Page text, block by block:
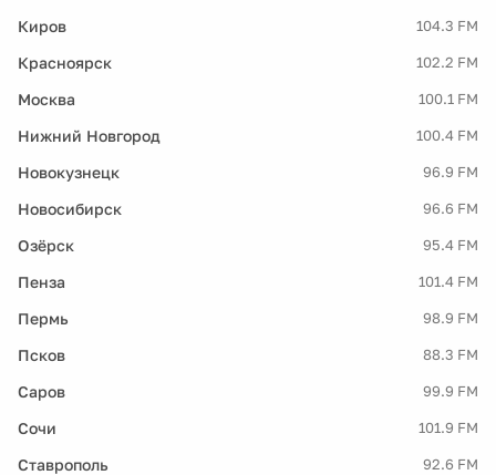
Киров 104.3 FM
Красноярск 102.2 FM
Москва 100.1 FM
Нижний Новгород 100.4 FM
Новокузнецк 96.9 FM
Новосибирск 96.6 FM
Озёрск 95.4 FM
Пенза 101.4 FM
Пермь 98.9 FM
Псков 88.3 FM
Саров 99.9 FM
Сочи 101.9 FM
Ставрополь 92.6 FM